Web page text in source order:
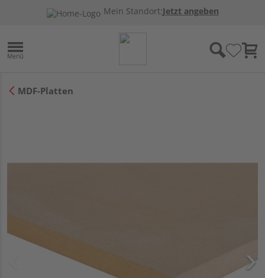
Mein Standort:Jetzt angeben
MDF-Platten